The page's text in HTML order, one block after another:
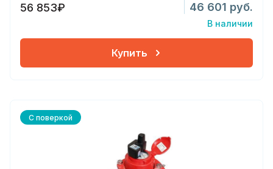
56 853₽ 46 601 руб.
В наличии
Купить
С поверкой